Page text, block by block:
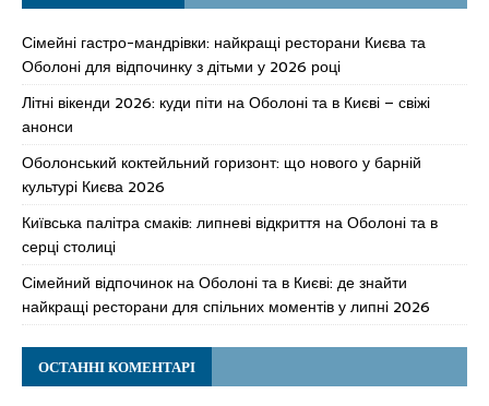
Сімейні гастро-мандрівки: найкращі ресторани Києва та
Оболоні для відпочинку з дітьми у 2026 році
Літні вікенди 2026: куди піти на Оболоні та в Києві – свіжі
анонси
Оболонський коктейльний горизонт: що нового у барній
культурі Києва 2026
Київська палітра смаків: липневі відкриття на Оболоні та в
серці столиці
Сімейний відпочинок на Оболоні та в Києві: де знайти
найкращі ресторани для спільних моментів у липні 2026
ОСТАННІ КОМЕНТАРІ